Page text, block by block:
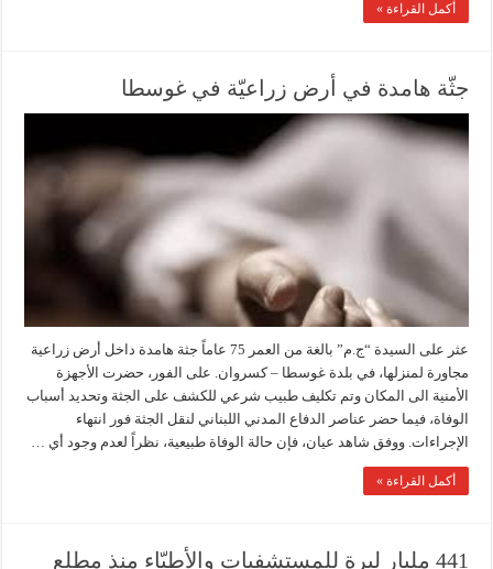
أكمل القراءة »
جثّة هامدة في أرض زراعيّة في غوسطا
عثر على السيدة “ج.م” بالغة من العمر 75 عاماً جثة هامدة داخل أرض زراعية
مجاورة لمنزلها، في بلدة غوسطا – كسروان. على الفور، حضرت الأجهزة
الأمنية الى المكان وتم تكليف طبيب شرعي للكشف على الجثة وتحديد أسباب
الوفاة، فيما حضر عناصر الدفاع المدني اللبناني لنقل الجثة فور انتهاء
الإجراءات. ووفق شاهد عيان، فإن حالة الوفاة طبيعية، نظراً لعدم وجود أي …
أكمل القراءة »
441 مليار ليرة للمستشفيات والأطبّاء منذ مطلع